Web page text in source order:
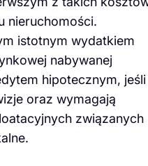
nieruchomości.
istotnym wydatkiem
nabywanej
hipotecznym, jeśli
oraz wymagają
związanych